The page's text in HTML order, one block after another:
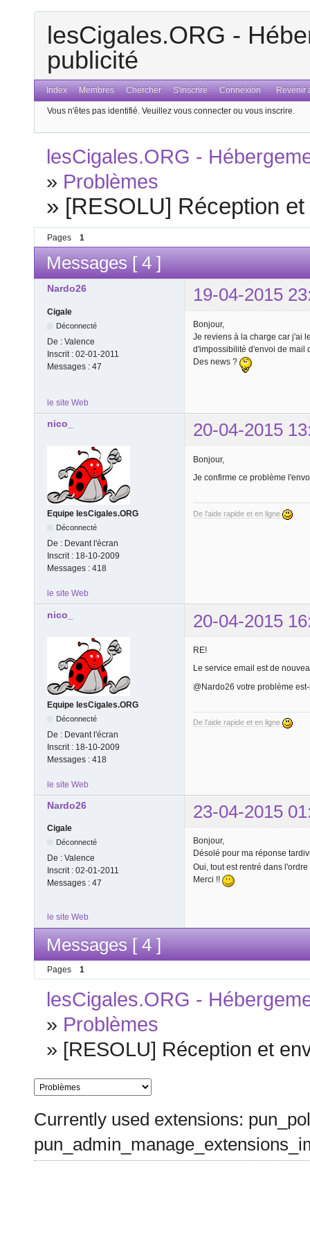
lesCigales.ORG -
publicité
Index Membres Chercher S'inscrire Connexion Revenir
Vous n'êtes pas identifié. Veuillez vous connecter ou vous inscrire.
lesCigales.ORG -
» Problèmes
» [RESOLU] Réception
Pages 1
Messages [ 4 ]
Nardo26 19-04-2015
Cigale
Déconnecté
De : Valence
Inscrit : 02-01-2011
Messages : 47
Bonjour,
Je reviens à la charge car j'ai
d'impossibilité d'envoi de mail
Des news ?
le site Web
nico_ 20-04-2015
Equipe lesCigales.ORG
Déconnecté
De : Devant l'écran
Inscrit : 18-10-2009
Messages : 418
Bonjour,
Je confirme ce problème
De l'aide rapide et en ligne
le site Web
nico_ 20-04-2015
Equipe lesCigales.ORG
Déconnecté
De : Devant l'écran
Inscrit : 18-10-2009
Messages : 418
RE!
Le service email est de
@Nardo26 votre problème
De l'aide rapide et en ligne
le site Web
Nardo26 23-04-2015
Cigale
Déconnecté
De : Valence
Inscrit : 02-01-2011
Messages : 47
Bonjour,
Désolé pour ma réponse
Oui, tout est rentré dans l'ordre
Merci !!
le site Web
Messages [ 4 ]
Pages 1
lesCigales.ORG -
» Problèmes
» [RESOLU] Réception et
Currently used extensions: